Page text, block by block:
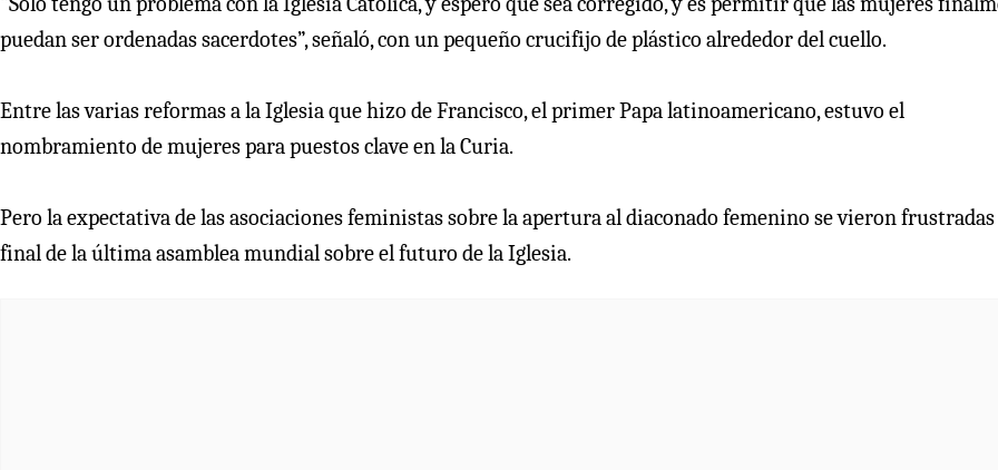
puedan ser ordenadas sacerdotes”, señaló, con un pequeño crucifijo de plástico alrededor del cuello.
Entre las varias reformas a la Iglesia que hizo de Francisco, el primer Papa latinoamericano, estuvo el
nombramiento de mujeres para puestos clave en la Curia.
Pero la expectativa de las asociaciones feministas sobre la apertura al diaconado femenino se vieron
final de la última asamblea mundial sobre el futuro de la Iglesia.